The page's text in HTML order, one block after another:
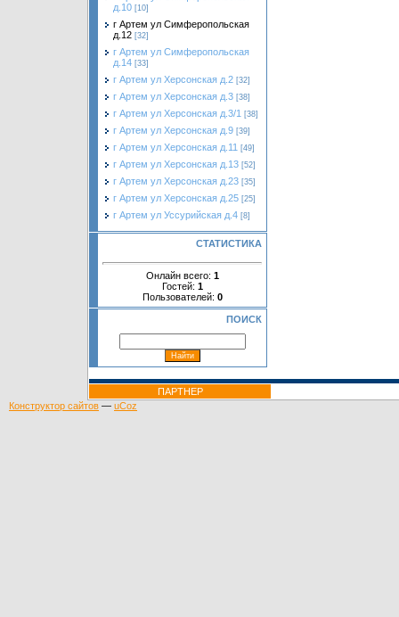
д.10 [10]
г Артем ул Симферопольская
д.12 [32]
г Артем ул Симферопольская
д.14 [33]
г Артем ул Херсонская д.2 [32]
г Артем ул Херсонская д.3 [38]
г Артем ул Херсонская д.3/1 [38]
г Артем ул Херсонская д.9 [39]
г Артем ул Херсонская д.11 [49]
г Артем ул Херсонская д.13 [52]
г Артем ул Херсонская д.23 [35]
г Артем ул Херсонская д.25 [25]
г Артем ул Уссурийская д.4 [8]
СТАТИСТИКА
Онлайн всего: 1
Гостей: 1
Пользователей: 0
ПОИСК
ПАРТНЕР
Конструктор сайтов — uCoz